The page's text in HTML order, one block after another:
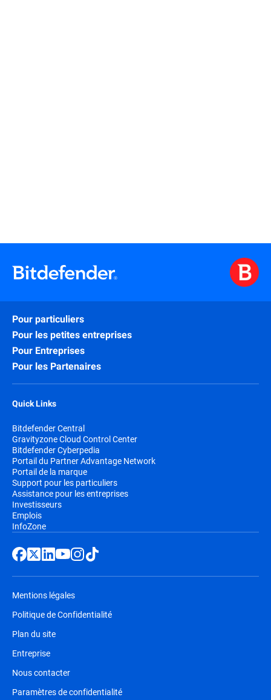
Pour particuliers
Pour les petites entreprises
Pour Entreprises
Pour les Partenaires
Quick Links
Bitdefender Central
Gravityzone Cloud Control Center
Bitdefender Cyberpedia
Portail du Partner Advantage Network
Portail de la marque
Support pour les particuliers
Assistance pour les entreprises
Investisseurs
Emplois
InfoZone
Mentions légales
Politique de Confidentialité
Plan du site
Entreprise
Nous contacter
Paramètres de confidentialité